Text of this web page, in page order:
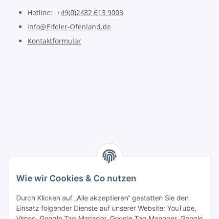
Hotline: +49(0)2482 613 9003
info@Eifeler-Ofenland.de
Kontaktformular
Wie wir Cookies & Co nutzen
Durch Klicken auf „Alle akzeptieren“ gestatten Sie den
Einsatz folgender Dienste auf unserer Website: YouTube,